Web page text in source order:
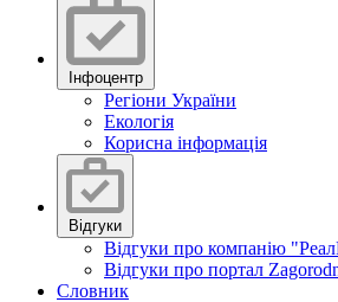
Інфоцентр
Регіони України
Екологія
Корисна інформація
Відгуки
Відгуки про компанію
Відгуки про портал
Словник